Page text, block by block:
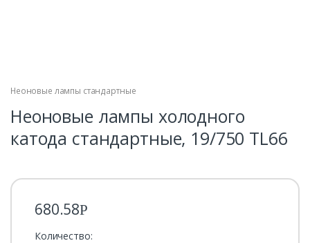
Неоновые лампы стандартные
Неоновые лампы холодного
катода стандартные, 19/750 TL66
680.58Р
Количество: